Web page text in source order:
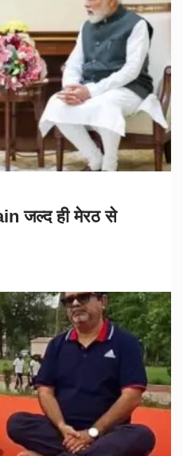
जल्द ही मेरठ से